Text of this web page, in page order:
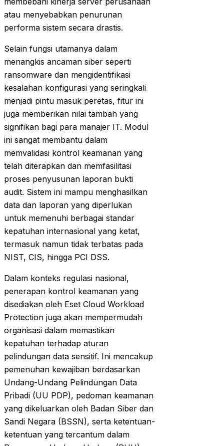
atau menyebabkan penurunan
performa sistem secara drastis.
Selain fungsi utamanya dalam
menangkis ancaman siber seperti
ransomware dan mengidentifikasi
kesalahan konfigurasi yang seringkali
menjadi pintu masuk peretas, fitur ini
juga memberikan nilai tambah yang
signifikan bagi para manajer IT. Modul
ini sangat membantu dalam
memvalidasi kontrol keamanan yang
telah diterapkan dan memfasilitasi
proses penyusunan laporan bukti
audit. Sistem ini mampu menghasilkan
data dan laporan yang diperlukan
untuk memenuhi berbagai standar
kepatuhan internasional yang ketat,
termasuk namun tidak terbatas pada
NIST, CIS, hingga PCI DSS.
Dalam konteks regulasi nasional,
penerapan kontrol keamanan yang
disediakan oleh Eset Cloud Workload
Protection juga akan mempermudah
organisasi dalam memastikan
kepatuhan terhadap aturan
pelindungan data sensitif. Ini mencakup
pemenuhan kewajiban berdasarkan
Undang-Undang Pelindungan Data
Pribadi (UU PDP), pedoman keamanan
yang dikeluarkan oleh Badan Siber dan
Sandi Negara (BSSN), serta ketentuan-
ketentuan yang tercantum dalam